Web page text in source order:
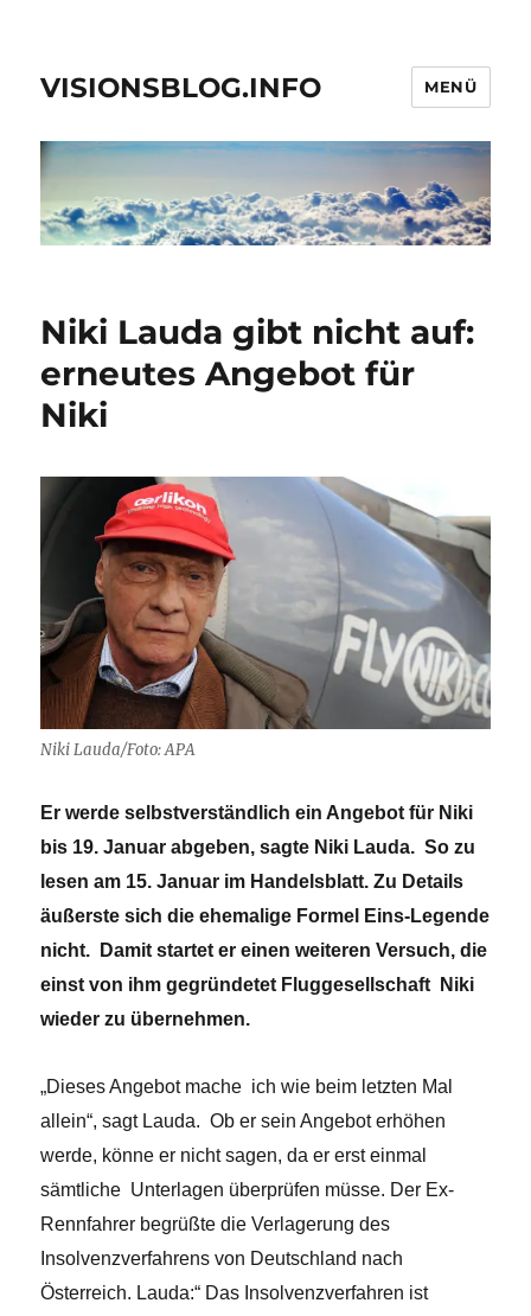
VISIONSBLOG.INFO MENÜ
Niki Lauda gibt nicht auf:
erneutes Angebot für
Niki
Niki Lauda/Foto: APA
Er werde selbstverständlich ein Angebot für Niki
bis 19. Januar abgeben, sagte Niki Lauda. So zu
lesen am 15. Januar im Handelsblatt. Zu Details
äußerste sich die ehemalige Formel Eins-Legende
nicht. Damit startet er einen weiteren Versuch, die
einst von ihm gegründetet Fluggesellschaft Niki
wieder zu übernehmen.
„Dieses Angebot mache ich wie beim letzten Mal
allein“, sagt Lauda. Ob ersein Angebot erhöhen
werde, könne er nicht sagen, da er erst einmal
sämtliche Unterlagen überprüfen müsse. Der Ex-
Rennfahrer begrüßte die Verlagerung des
Insolvenzverfahrens von Deutschland nach
Österreich. Lauda:“ Das Insolvenzverfahren ist